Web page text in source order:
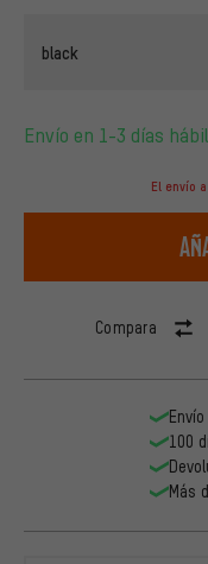
black
Envío en 1-3 días
El envío
Compara
100
Más